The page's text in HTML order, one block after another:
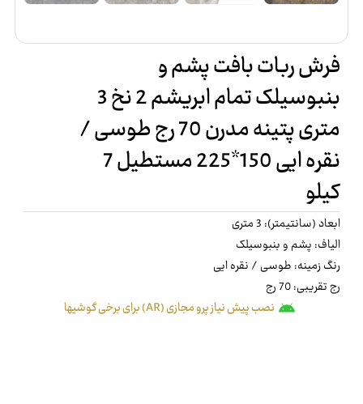
فرش ربات بافت پشم و
بنبوسیلک تمام ابریشم 2 نخ 3
متری پتینه مدرن 70 رج طوسی /
نقره ایی 150*225 مستطیل 7
کیلو
ابعاد (سانتیمتر): 3 متری
الیاف: پشم و بنبوسیلک
رنگ زمینه: طوسی / نقره ایی
رج تقریبی: 70 رج
نصب پیش نیاز پرو مجازی (AR) برای برخی گوشیها